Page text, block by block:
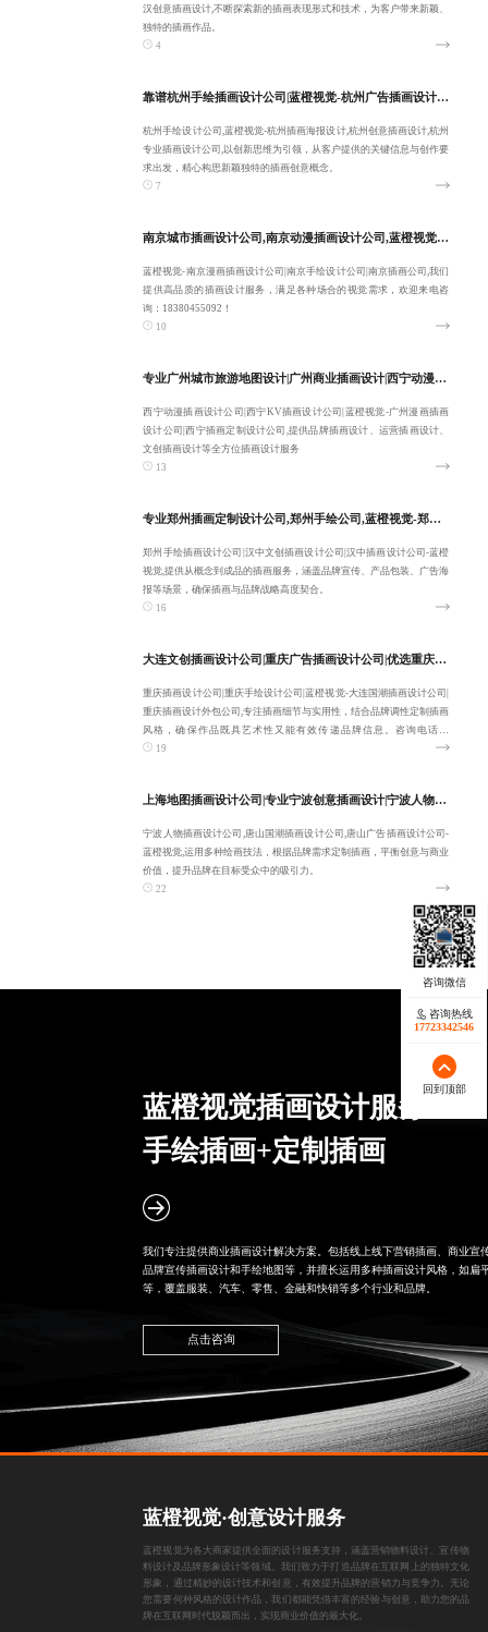
汉创意插画设计,不断探索新的插画表现形式和技术，为客户带来新颖、
独特的插画作品。
4
靠谱杭州手绘插画设计公司|蓝橙视觉-杭州广告插画设计公司|杭州手绘设计公司-品质交付
杭州手绘设计公司,蓝橙视觉-杭州插画海报设计,杭州创意插画设计,杭州
专业插画设计公司,以创新思维为引领，从客户提供的关键信息与创作要
求出发，精心构思新颖独特的插画创意概念。
7
南京城市插画设计公司,南京动漫插画设计公司,蓝橙视觉-高端南京漫画插画设计公司-一站式整包服务
蓝橙视觉-南京漫画插画设计公司|南京手绘设计公司|南京插画公司,我们
提供高品质的插画设计服务，满足各种场合的视觉需求，欢迎来电咨
询：18380455092！
10
专业广州城市旅游地图设计|广州商业插画设计|西宁动漫插画设计公司|蓝橙视觉-西宁KV插画设计公司-把控细节质感:18380455092
西宁动漫插画设计公司|西宁KV插画设计公司|蓝橙视觉-广州漫画插画
设计公司|西宁插画定制设计公司,提供品牌插画设计、运营插画设计、
文创插画设计等全方位插画设计服务
13
专业郑州插画定制设计公司,郑州手绘公司,蓝橙视觉-郑州手绘插画设计公司,汉中文创插画设计公司-品质交付
郑州手绘插画设计公司|汉中文创插画设计公司|汉中插画设计公司-蓝橙
视觉,提供从概念到成品的插画服务，涵盖品牌宣传、产品包装、广告海
报等场景，确保插画与品牌战略高度契合。
16
大连文创插画设计公司|重庆广告插画设计公司|优选重庆插画设计公司|蓝橙视觉-重庆手绘设计公司-融合多元风格
重庆插画设计公司|重庆手绘设计公司|蓝橙视觉-大连国潮插画设计公司|
重庆插画设计外包公司,专注插画细节与实用性，结合品牌调性定制插画
风格，确保作品既具艺术性又能有效传递品牌信息。咨询电话：
18380455092。
19
上海地图插画设计公司|专业宁波创意插画设计|宁波人物插画设计公司|蓝橙视觉-唐山国潮插画设计公司-专注定制
宁波人物插画设计公司,唐山国潮插画设计公司,唐山广告插画设计公司-
蓝橙视觉,运用多种绘画技法，根据品牌需求定制插画，平衡创意与商业
价值，提升品牌在目标受众中的吸引力。
22
蓝橙视觉插画设计服务
手绘插画+定制插画
我们专注提供商业插画设计解决方案。包括线上线下营销插画、商业宣
品牌宣传插画设计和手绘地图等，并擅长运用多种插画设计风格，如扁
等，覆盖服装、汽车、零售、金融和快销等多个行业和品牌。
点击咨询
咨询热线
17723342546
回到顶部
蓝橙视觉·创意设计服务
蓝橙视觉为各大商家提供全面的设计服务支持，涵盖营销物料设计 、宣传物
料设计 及品牌形象设计等领域。我们致力于打造品牌在互联网上的独特文化
形象，通过精妙的设计技术和创意，有效提升品牌的营销力与竞争力。无论
您需要何种风格的设计作品，我们都能凭借丰富的经验与创意，助力您的品
牌在互联网时代脱颖而出，实现商业价值的最大化。